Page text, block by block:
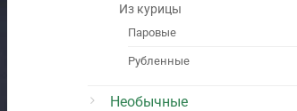
Из курицы
Паровые
Рубленные
Необычные